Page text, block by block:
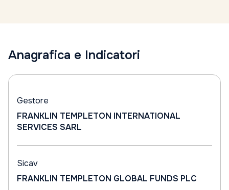
Anagrafica e Indicatori
Gestore
FRANKLIN TEMPLETON INTERNATIONAL
SERVICES SARL
Sicav
FRANKLIN TEMPLETON GLOBAL FUNDS PLC